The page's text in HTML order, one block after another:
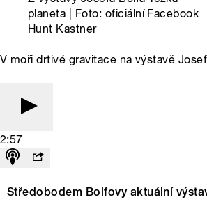
planeta | Foto: oficiální Facebook
Hunt Kastner
V moři drtivé gravitace na výstavě
2:57
Středobodem Bolfovy aktuální